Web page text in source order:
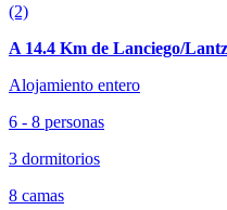
(2)
A 14.4 Km de Lanciego/
Alojamiento entero
6 - 8 personas
3 dormitorios
8 camas